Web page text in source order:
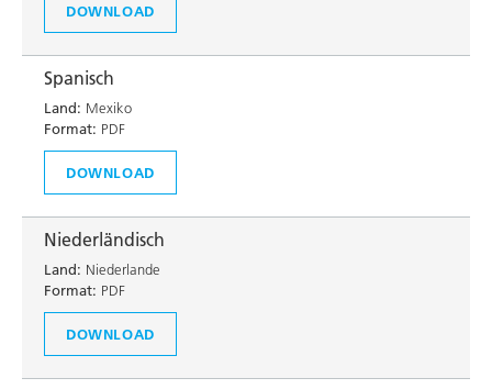
DOWNLOAD
Spanisch
Land: Mexiko
Format: PDF
DOWNLOAD
Niederländisch
Land: Niederlande
Format: PDF
DOWNLOAD